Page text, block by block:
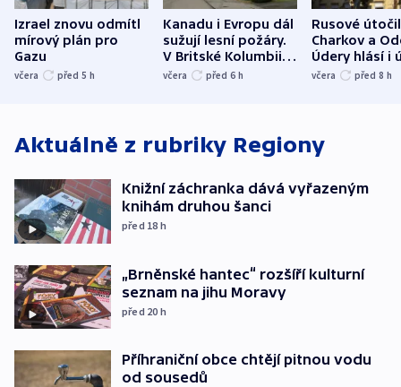
Izrael znovu odmítl
mírový plán pro
Gazu
včera před 5 h
Kanadu i Evropu dál
sužují lesní požáry.
V Britské Kolumbii
evakuovali tisíce lidí
včera před 6 h
Rusové
Charkov a
Údery hlásí i
Bělgorodu
včera před 8 h
Aktuálně z rubriky Regiony
Knižní záchranka dává vyřazeným
knihám druhou šanci
před 18 h
„Brněnské hantec“ rozšíří kulturní
seznam na jihu Moravy
před 20 h
Příhraniční obce chtějí pitnou vodu
od sousedů